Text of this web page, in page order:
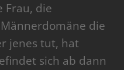
Frau, die
die
jenes tut, hat
sich ab dann